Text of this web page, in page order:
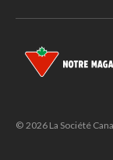
© 2026 La Société